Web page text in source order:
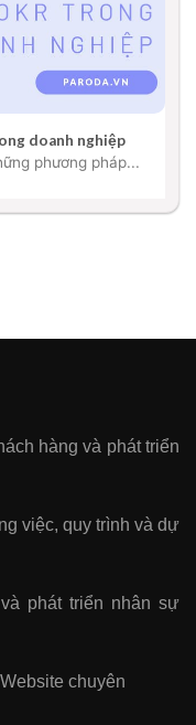
doanh nghiệp
phương pháp...
hàng và phát triển
việc, quy trình và dự
phát triển nhân sự
chuyên